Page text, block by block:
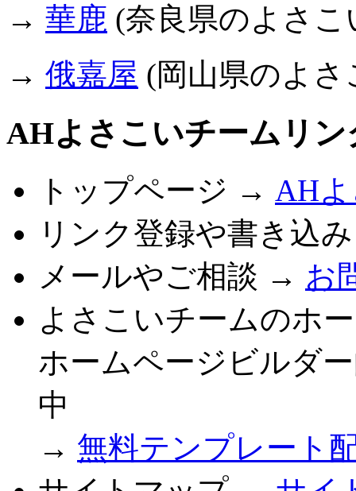
→ 華鹿 (奈良県のよさこ
→ 俄嘉屋 (岡山県のよ
AHよさこいチームリン
トップページ → AH
リンク登録や書き込
メールやご相談 → お
よさこいチームのホ
ホームページビルダ
中
→ 無料テンプレート